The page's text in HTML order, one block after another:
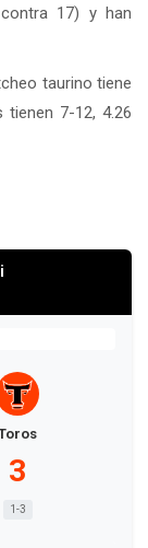
17) y han
taurino tiene
7-12, 4.26
3
1-3